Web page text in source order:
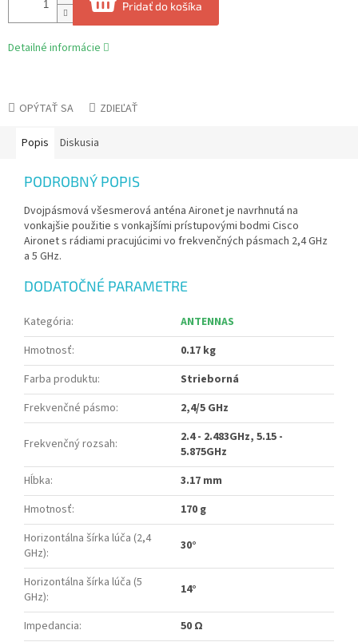
Pridať do košíka
Detailné informácie
OPÝTAŤ SA ZDIEĽAŤ
Popis Diskusia
PODROBNÝ POPIS
Dvojpásmová všesmerová anténa Aironet je navrhnutá na
vonkajšie použitie s vonkajšími prístupovými bodmi Cisco
Aironet s rádiami pracujúcimi vo frekvenčných pásmach 2,4 GHz
a 5 GHz.
DODATOČNÉ PARAMETRE
Kategória:
ANTENNAS
Hmotnosť:
0.17 kg
Farba produktu:
Strieborná
Frekvenčné pásmo: 2,4/5 GHz
Frekvenčný rozsah:
2.4 - 2.483GHz, 5.15 -
5.875GHz
Hĺbka:
3.17 mm
Hmotnosť:
170 g
Horizontálna šírka lúča (2,4
GHz): 30°
Horizontálna šírka lúča (5
GHz): 14°
Impedancia:
50 Ω